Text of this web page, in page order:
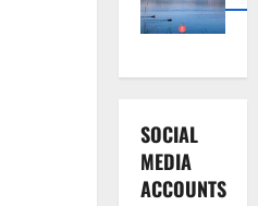
SOCIAL
MEDIA
ACCOUNTS